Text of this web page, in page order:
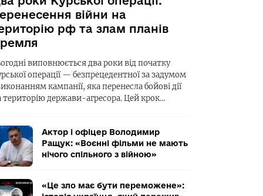
війни на
рф та злам планів
виповнюється два роки від початку
операції — безпрецедентної за задумом
кампанії, яка перенесла бойові дії
територію держави-агресора. Цей крок…
Актор і офіцер Володимир
Ращук: «Воєнні фільми не мають
нічого спільного з війною»
«Це зло має бути переможене»: